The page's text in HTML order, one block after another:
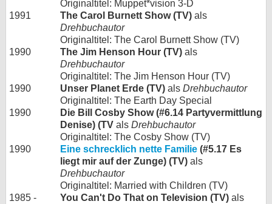
Originaltitel: Muppet*vision 3-D
1991
The Carol Burnett Show (TV) als
Drehbuchautor
Originaltitel: The Carol Burnett Show (TV)
1990
The Jim Henson Hour (TV) als
Drehbuchautor
Originaltitel: The Jim Henson Hour (TV)
1990
Unser Planet Erde (TV) als Drehbuchautor
Originaltitel: The Earth Day Special
1990
Die Bill Cosby Show (#6.14 Partyvermittlung
Denise) (TV als Drehbuchautor
Originaltitel: The Cosby Show (TV)
1990
Eine schrecklich nette Familie (#5.17 Es
liegt mir auf der Zunge) (TV) als
Drehbuchautor
Originaltitel: Married with Children (TV)
1985 -
You Can't Do That on Television (TV) als